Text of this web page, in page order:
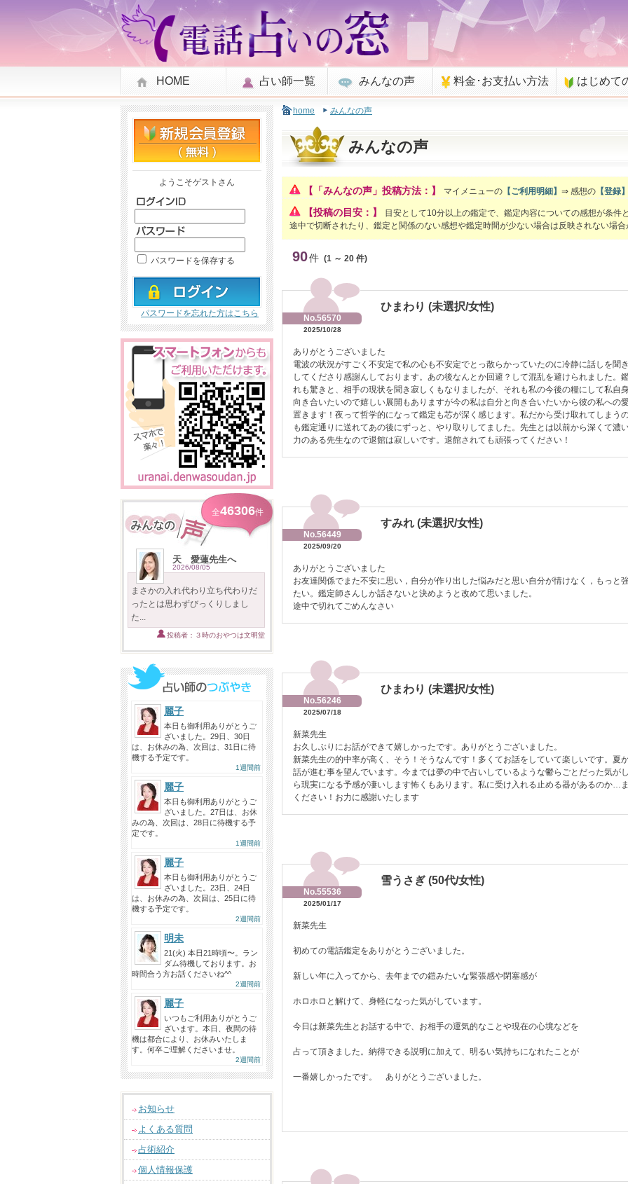
HOME 占い師一覧 みんなの声 料金･お支払い方法 はじめて
ようこそゲストさん
パスワードを保存する
パスワードを忘れた方はこちら
全46306件
天 愛蓮先生へ
2026/08/05
まさかの入れ代わり立ち代わりだ
ったとは思わずびっくりしまし
た...
投稿者：３時のおやつは文明堂
麗子
本日も御利用ありがとうご
ざいました。29日、30日
は、お休みの為、次回は、31日に待
機する予定です。
1週間前
麗子
本日も御利用ありがとうご
ざいました。27日は、お休
みの為、次回は、28日に待機する予
定です。
1週間前
麗子
本日も御利用ありがとうご
ざいました。23日、24日
は、お休みの為、次回は、25日に待
機する予定です。
2週間前
明未
21(火) 本日21時頃〜。ラン
ダム待機しております。お
時間合う方お話くださいね^^
2週間前
麗子
いつもご利用ありがとうご
ざいます。本日、夜間の待
機は都合により、お休みいたしま
す。何卒ご理解くださいませ。
2週間前
お知らせ
よくある質問
占術紹介
個人情報保護
home みんなの声
みんなの声
【「みんなの声」投稿方法：】 マイメニューの 【ご利用明細】 ⇒ 感想の 【登録
【投稿の目安：】
目安として10分以上の鑑定で、鑑定内容についての感想が条件
途中で切断されたり、鑑定と関係のない感想や鑑定時間が少ない場合は反映されない場
90件 (1 ～ 20 件)
ひまわり (未選択/女性)
No.56570
2025/10/28
ありがとうございました
電波の状況がすごく不安定で私の心も不安定でとっ散らかっていたのに冷静に話しを聞
してくださり感謝んしております。あの後なんとか回避？して混乱を避けられました。
れも驚きと、相手の現状を聞き寂しくもなりましたが、それも私の今後の糧にして私自
向き合いたいので嬉しい展開もありますが今の私は自分と向き合いたいから彼の私への
置きます！夜って哲学的になって鑑定も芯が深く感じます。私だから受け取れてしまう
も鑑定通りに送れてあの後にずっと、やり取りしてました。先生とは以前から深くて濃
力のある先生なので退館は寂しいです。退館されても頑張ってください！
すみれ (未選択/女性)
No.56449
2025/09/20
ありがとうございました
お友達関係でまた不安に思い，自分が作り出した悩みだと思い自分が情けなく，もっと
たい。鑑定師さんしか話さないと決めようと改めて思いました。
途中で切れてごめんなさい
ひまわり (未選択/女性)
No.56246
2025/07/18
新菜先生
お久しぶりにお話ができて嬉しかったです。ありがとうございました。
新菜先生の的中率が高く、そう！そうなんです！多くてお話をしていて楽しいです。夏
話が進む事を望んでいます。今までは夢の中で占いしているような鬱らごとだった気が
ら現実になる予感が凄いします怖くもあります。私に受け入れる止める器があるのか…
ください！お力に感謝いたします
雪うさぎ (50代/女性)
No.55536
2025/01/17
新菜先生
初めての電話鑑定をありがとうございました。
新しい年に入ってから、去年までの鎧みたいな緊張感や閉塞感が
ホロホロと解けて、身軽になった気がしています。
今日は新菜先生とお話する中で、お相手の運気的なことや現在の心境などを
占って頂きました。納得できる説明に加えて、明るい気持ちになれたことが
一番嬉しかったです。 ありがとうございました。